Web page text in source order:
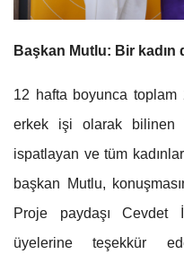
Başkan Mutlu: Bir
12 hafta boyunca
erkek işi olarak bilinen
ispatlayan ve tüm
başkan Mutlu,
Proje paydaşı
üyelerine teşekkür